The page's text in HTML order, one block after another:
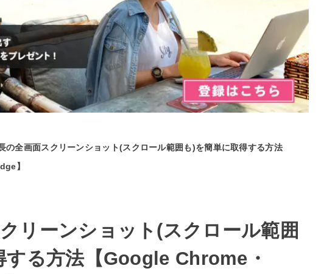
の全画面スクリーンショット(スクロール範囲も)を簡単に取得する方法
】
リーンショット(スクロール範囲
する方法【Google Chrome・